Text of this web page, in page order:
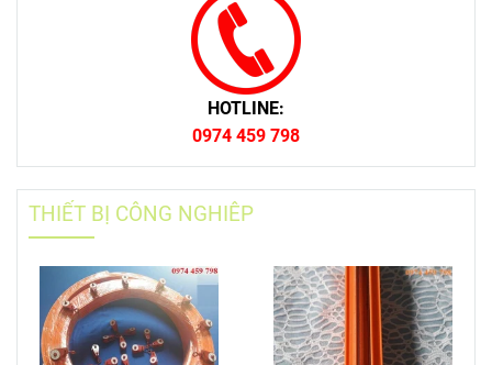
HOTLINE:
0974 459 798
THIẾT BỊ CÔNG NGHIÊP